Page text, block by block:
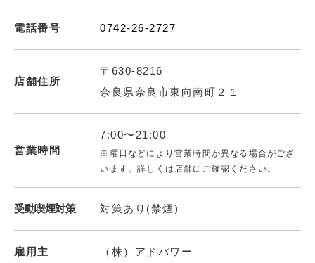
電話番号 0742-26-2727
店舗住所
〒630-8216
奈良県奈良市東向南町２１
営業時間
7:00〜21:00
※曜日などにより営業時間が異なる場合がござ
います。詳しくは店舗にご確認ください。
受動喫煙対策 対策あり(禁煙)
雇用主 （株）アドパワー